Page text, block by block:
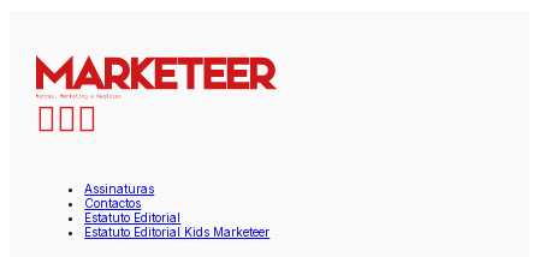
Assinaturas
Contactos
Estatuto Editorial
Estatuto Editorial Kids Marketeer